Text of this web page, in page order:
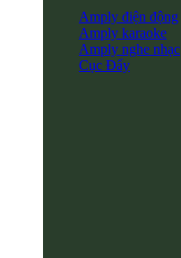
Amply điện động
Amply karaoke
Amply nghe nhạc
Cục Đẩy